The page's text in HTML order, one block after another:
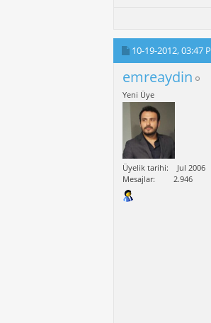
10-19-2012,03:47
emreaydin
Yeni Üye
Üyelik tarihi
Jul 2006
Mesajlar
2.946